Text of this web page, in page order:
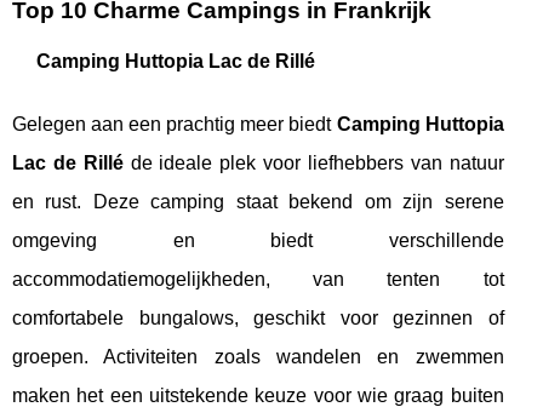
Top 10 Charme Campings in Frankrijk
Camping Huttopia Lac de Rillé
Gelegen aan een prachtig meer biedt Camping Huttopia
Lac de Rilléde ideale plek voor liefhebbers van natuur
en rust. Deze camping staat bekend om zijn serene
omgeving en biedt verschillende
accommodatiemogelijkheden, van tenten tot
comfortabele bungalows, geschikt voor gezinnen of
groepen. Activiteiten zoals wandelen en zwemmen
maken het een uitstekende keuze voor wie graag buiten